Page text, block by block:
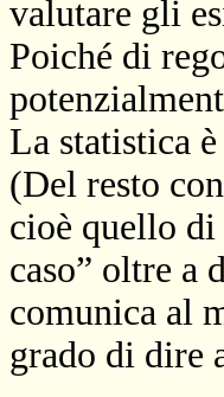
valutare gli
Poiché di
La statistica
(Del resto
cioè quello di
caso” oltre a
comunica al
grado di dire